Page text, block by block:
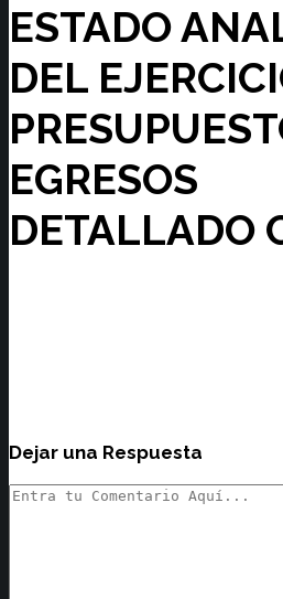
ESTADO
DEL
EGRESOS
DETALLADO
Dejar una Respuesta